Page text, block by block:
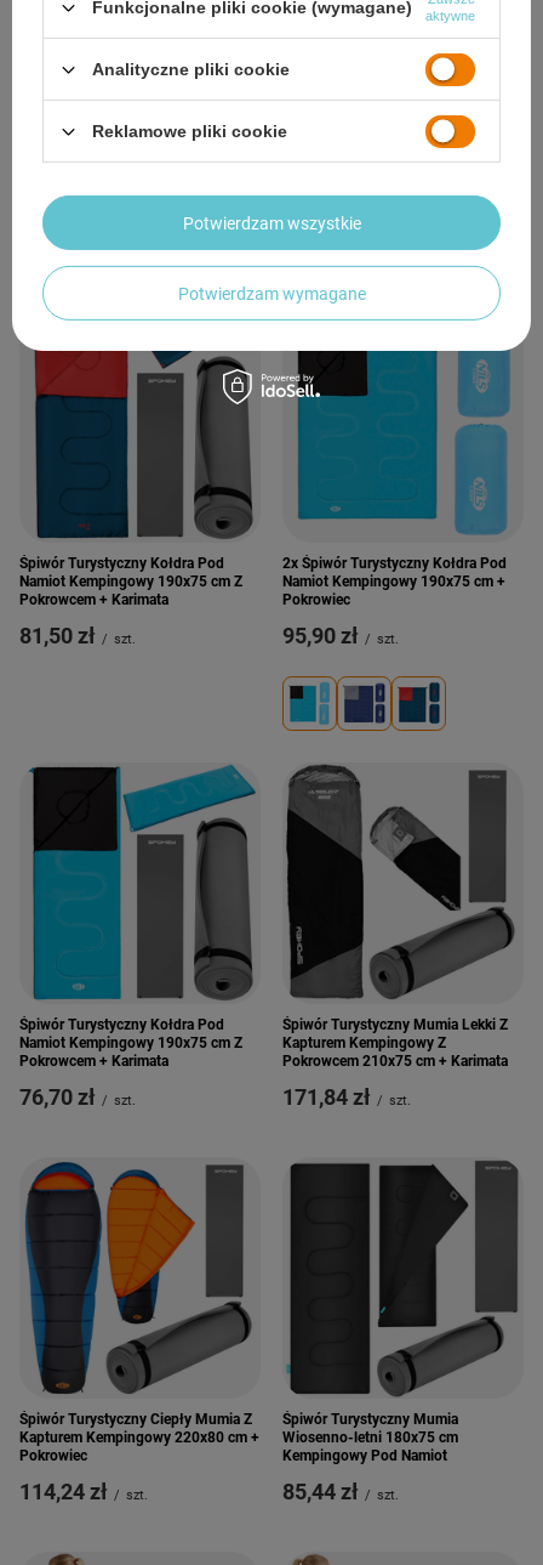
2x Śpiwór Turystyczny Kołdra Pod
Pokrowiec
2x Śpiwór Turystyczny Kołdra Pod
Namiot Kempingowy 190x75 cm +
Pokrowiec
Śpiwór Turystyczny Kołdra Pod
Namiot Kempingowy 190x75 cm Z
Pokrowcem + Karimata
81,50 zł / szt.
2x Śpiwór Turystyczny Kołdra Pod
Namiot Kempingowy 190x75 cm +
Pokrowiec
95,90 zł / szt.
Śpiwór Turystyczny Kołdra Pod
Namiot Kempingowy 190x75 cm Z
Pokrowcem + Karimata
76,70 zł / szt.
Śpiwór Turystyczny Mumia Lekki Z
Kapturem Kempingowy Z
Pokrowcem 210x75 cm + Karimata
171,84 zł / szt.
Śpiwór Turystyczny Ciepły Mumia Z
Kapturem Kempingowy 220x80 cm +
Pokrowiec
114,24 zł / szt.
Śpiwór Turystyczny Mumia
Wiosenno-letni 180x75 cm
Kempingowy Pod Namiot
85,44 zł / szt.
Funkcjonalne pliki cookie (wymagane)
aktywne
Analityczne pliki cookie
Reklamowe pliki cookie
Potwierdzam wymagane
Potwierdzam wszystkie